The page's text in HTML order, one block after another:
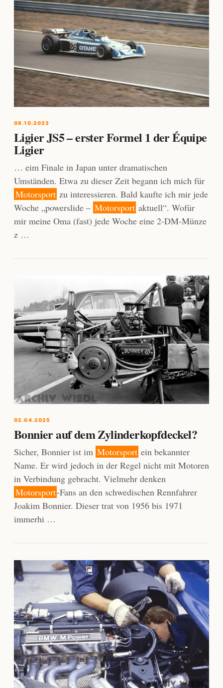
08.10.2023
Ligier JS5 – erster Formel 1 der Équipe
Ligier
… eim Finale in Japan unter dramatischen
Umständen. Etwa zu dieser Zeit begann ich mich für
Motorsport zu interessieren. Bald kaufte ich mir jede
Woche „powerslide – Motorsport aktuell“. Wofür
mir meine Oma (fast) jede Woche eine 2-DM-Münze
z …
02.04.2025
Bonnier auf dem Zylinderkopfdeckel?
Sicher, Bonnier ist im Motorsport ein bekannter
Name. Er wird jedoch in der Regel nicht mit Motoren
in Verbindung gebracht. Vielmehr denken
Motorsport-Fans an den schwedischen Rennfahrer
Joakim Bonnier. Dieser trat von 1956 bis 1971
immerhi …